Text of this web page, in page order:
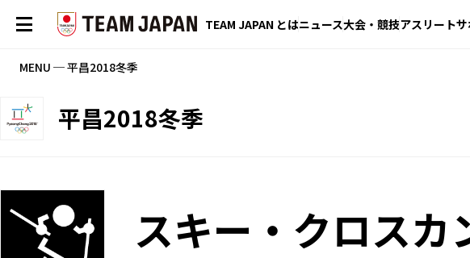
TEAM JAPAN とはニュース大会・競技アスリート
MENU ─ 平昌2018冬季
平昌2018冬季
スキー・クロスカ